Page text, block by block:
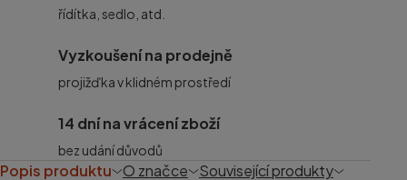
řídítka, sedlo, atd.
Vyzkoušení na prodejně
projižďka v klidném prostředí
14 dní na vrácení zboží
bez udání důvodů
Popis produktu O značce Související produkty